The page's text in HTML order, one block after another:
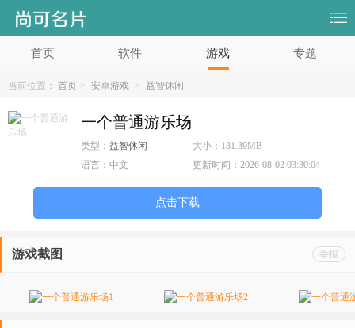
首页 软件 游戏 专题
当前位置： 首页 > 安卓游戏 > 益智休闲
一个普通游乐场
类型： 益智休闲 大小： 131.39MB
语言： 中文 更新时间：2026-08-02 03:30:04
点击下载
举报
游戏截图